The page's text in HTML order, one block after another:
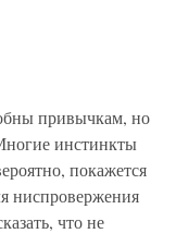
привычкам, но
инстинкты
покажется
ниспровержения
что не